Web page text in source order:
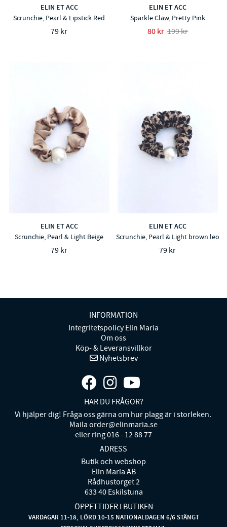
ELIN ET ACC
Scrunchie, Pearl & Lipstick Red
79 kr
ELIN ET ACC
Sparkle Claw, Pretty Pink
80 kr 199 kr
ELIN ET ACC
Scrunchie, Pearl & Light Beige
79 kr
ELIN ET ACC
Scrunchie, Pearl & Light brown leo
79 kr
INFORMATION
Integritetspolicy Elin Maria
Om oss
Köp- & Leveransvillkor
Nyhetsbrev
HAR DU FRÅGOR?
Vi hjälper dig! Fråga oss gärna om hur plagg är i storleken.
Maila order@elinmaria.se
eller ring 016 - 12 88 77
ADRESS
Butik och webshop
Elin Maria AB
Rådhustorget 2
633 40 Eskilstuna
ÖPPETTIDER I BUTIKEN
VARDAGAR 11-18, LÖRD 10-15 NATIONALDAGEN 6/6 STÄNGT